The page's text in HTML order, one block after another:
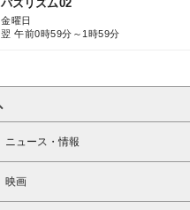
バズリズム02
金曜日
翌 午前0時59分～1時59分
ニュース・情報
映画